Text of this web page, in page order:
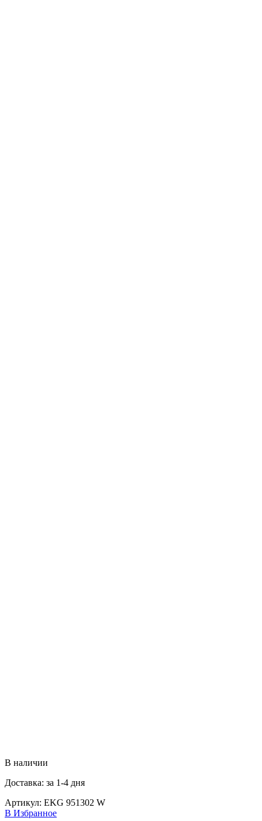
В наличии
Доставка: за 1-4 дня
Артикул: EKG 951302 W
В Избранное